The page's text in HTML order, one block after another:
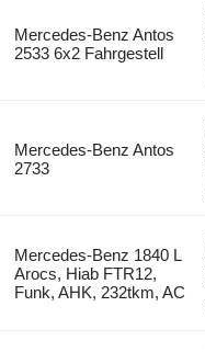
Mercedes-Benz Antos
2533 6x2 Fahrgestell
Mercedes-Benz Antos
2733
Mercedes-Benz 1840 L
Arocs, Hiab FTR12,
Funk, AHK, 232tkm, AC